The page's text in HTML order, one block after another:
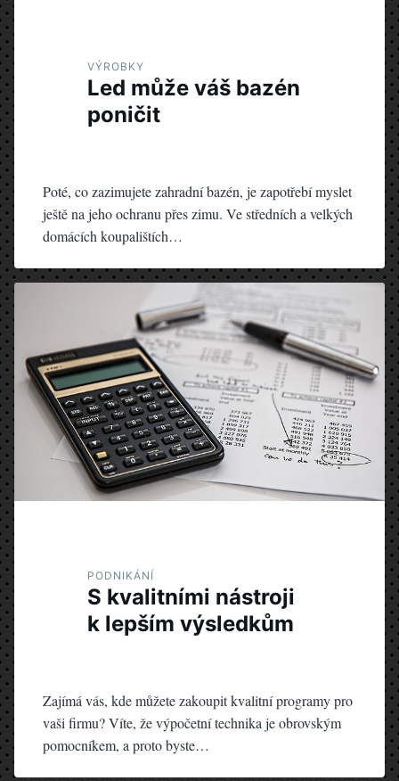
VÝROBKY
Led může váš bazén
poničit
Poté, co zazimujete zahradní bazén, je zapotřebí myslet
ještě na jeho ochranu přes zimu. Ve středních a velkých
domácích koupalištích…
PODNIKÁNÍ
S kvalitními nástroji
k lepším výsledkům
Zajímá vás, kde můžete zakoupit kvalitní programy pro
vaši firmu? Víte, že výpočetní technika je obrovským
pomocníkem, a proto byste…